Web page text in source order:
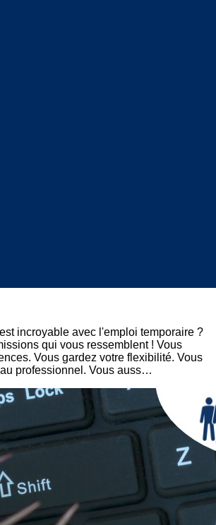
incroyable avec l'emploi temporaire ?
qui vous ressemblent ! Vous
Vous gardez votre flexibilité. Vous
professionnel. Vous auss…